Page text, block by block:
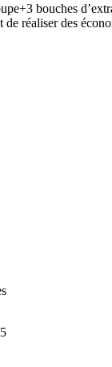
bouches
réaliser des